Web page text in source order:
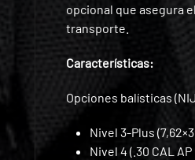
opcional que asegura
transporte.
Características:
Opciones balísticas
Nivel 3-Plus
Nivel 4 (.30 CAL